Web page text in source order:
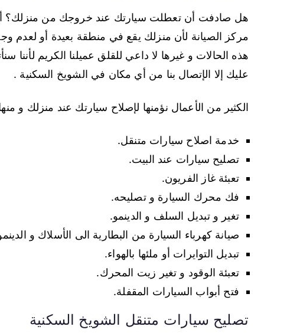
هل صادفت أن تعطلت سيارتك عند خروجك من منزلك؟
مركز الصيانة لأن منزلك يقع في منطقة بعيدة أو لعدم
هذه الحالات و غيرها لا داعي للقلق عميلنا الكريم لأننا
عليك إلا الإتصال بنا من أي مكان في الشويخ السكنية .
الكثير من الأعمال نؤمنها لإصلاح سيارتك عند منزلك و
خدمة اصلاح سيارات متنقل.
تصليح سيارات عند البيت.
تعبئة غاز الفريون.
فك محرك السيارة و تصليحه.
تغير و تبديل السلف و الدينمو.
صيانة كهرباء السيارة من البطارية الى الأسلاك و
تبديل التوايرات أو ملئها بالهواء.
تعبئة الوقود و تغير زيت المحرك.
فتح أبواب السيارات المقفلة.
تصليح سيارات متنقل الشويخ السكنية